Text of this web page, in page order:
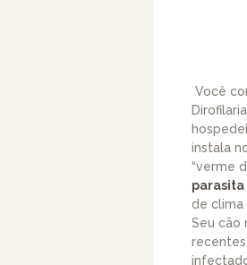
Você
instala
“verme
parasita
de clima
Seu cão
recentes